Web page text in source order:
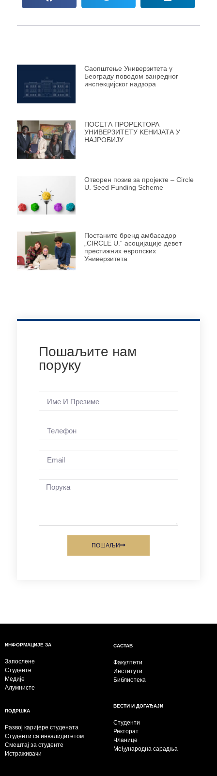
Саопштење Универзитета у
Београду поводом ванредног
инспекцијског надзора
ПОСЕТА ПРОРЕKТОРА
УНИВЕРЗИТЕТУ KЕНИЈАТА У
НАЈРОБИЈУ
Отворен позив за пројекте – Circle
U. Seed Funding Scheme
Постаните бренд амбасадор
„CIRCLE U.“ асоцијације девет
престижних европских
Универзитета
Пошаљите нам
поруку
ПОШАЉИ
ИНФОРМАЦИЈЕ ЗА
Запослене
Студенте
Медије
Алумнисте
САСТАВ
Факултети
Институти
Библиотека
ПОДРШКА
Развој каријере студената
Студенти са инвалидитетом
Смештај за студенте
Истраживачи
ВЕСТИ И ДОГАЂАЈИ
Студенти
Ректорат
Чланице
Међународна сарадња